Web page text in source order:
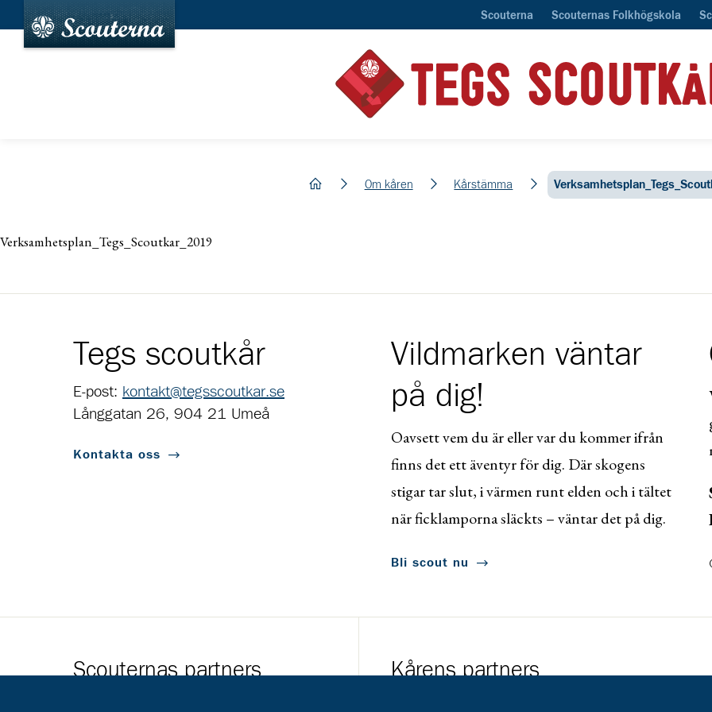
Scouterna Scouternas Folkhögskola
hem Om kåren Kårstämma
Verksamhetsplan_Tegs_Scoutkar_2019
Tegs scoutkår
E-post: kontakt@tegsscoutkar.se
Långgatan 26, 904 21 Umeå
Kontakta oss
Vildmarken väntar
på dig!
Oavsett vem du är eller var du kommer ifrån
finns det ett äventyr för dig. Där skogens
stigar tar slut, i värmen runt elden och i tältet
när ficklamporna släckts – väntar det på dig.
Bli scout nu
Scouternas partners Kårens partners